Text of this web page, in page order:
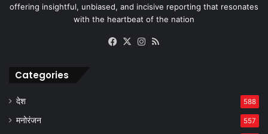
offering insightful, unbiased, and incisive reporting that resonates
with the heartbeat of the nation
Facebook
X Instagram
Categories
देश 588
मनोरंजन 557